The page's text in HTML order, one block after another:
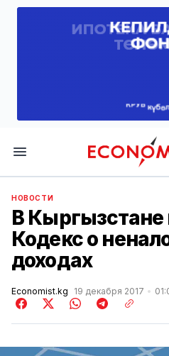
Economist.kg
НОВОСТИ
В Кыргызстане
Кодекс о
доходах
Economist.kg 19 декабря 2017